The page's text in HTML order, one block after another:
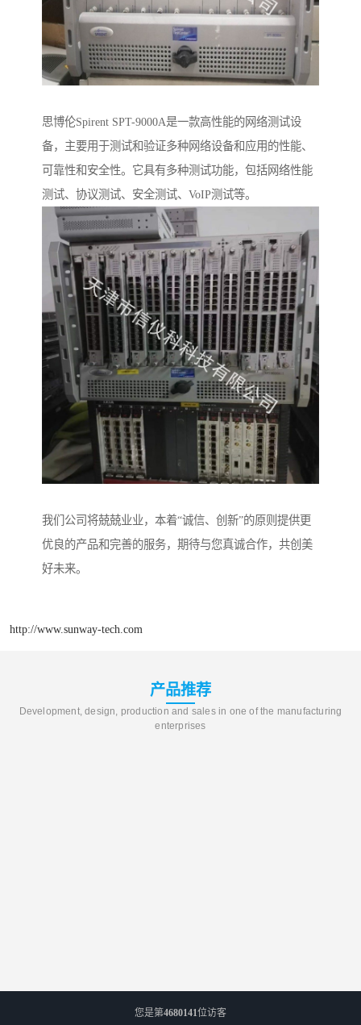
思博伦Spirent SPT-9000A是一款高性能的网络测试设
备，主要用于测试和验证多种网络设备和应用的性能、
可靠性和安全性。它具有多种测试功能，包括网络性能
测试、协议测试、安全测试、VoIP测试等。
我们公司将兢兢业业，本着“诚信、创新”的原则提供更
优良的产品和完善的服务，期待与您真诚合作，共创美
好未来。
http://www.sunway-tech.com
产品推荐
Development, design, production and sales in one of the manufacturing
enterprises
您是第4680141位访客